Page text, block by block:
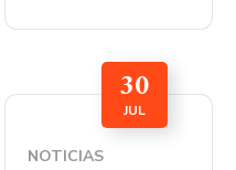
30
JUL
NOTICIAS